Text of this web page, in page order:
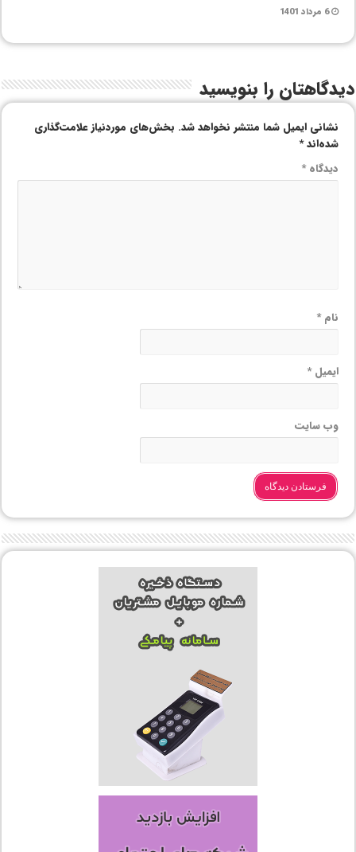
6 مرداد 1401
دیدگاهتان را بنویسید
نشانی ایمیل شما منتشر نخواهد شد. بخش‌های موردنیاز علامت‌گذاری
شده‌اند*
دیدگاه*
نام*
ایمیل*
وب‌ سایت